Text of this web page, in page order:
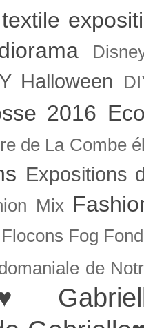
Halloween
2016
de La Combe
Expositions
Mix
Flocons Fog
de